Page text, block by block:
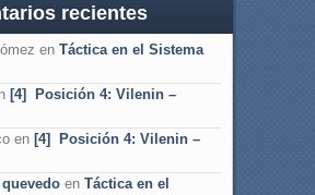
recientes
en Táctica en el Sistema
[4] Posición 4: Vilenin –
en [4] Posición 4: Vilenin –
en Táctica en el